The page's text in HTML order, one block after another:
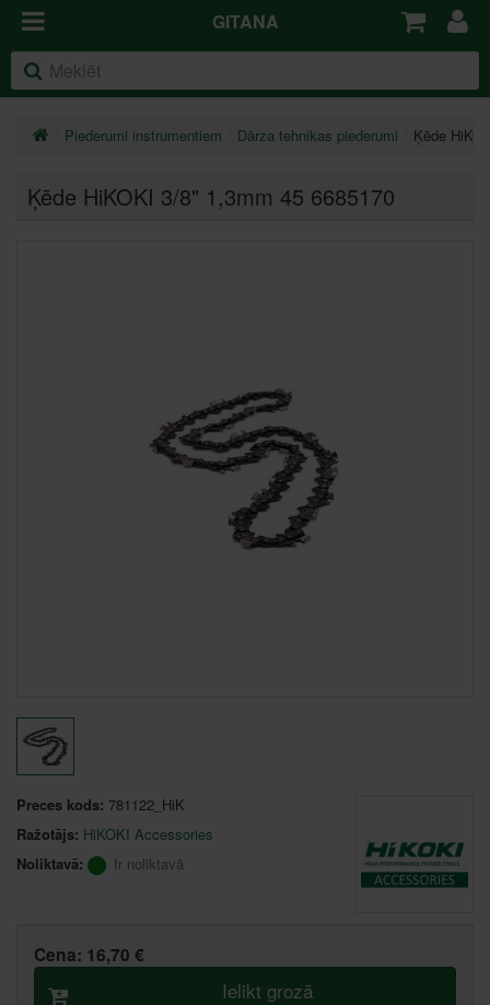
GITANA
Piederumi instrumentiem Dārza tehnikas piederumi Ķēde
Ķēde HiKOKI 3/8" 1,3mm 45 6685170
Preces kods: 781122_HiK
Ražotājs: HiKOKI Accessories
Noliktavā:
Ir noliktavā
Cena: 16,70 €
Ielikt grozā